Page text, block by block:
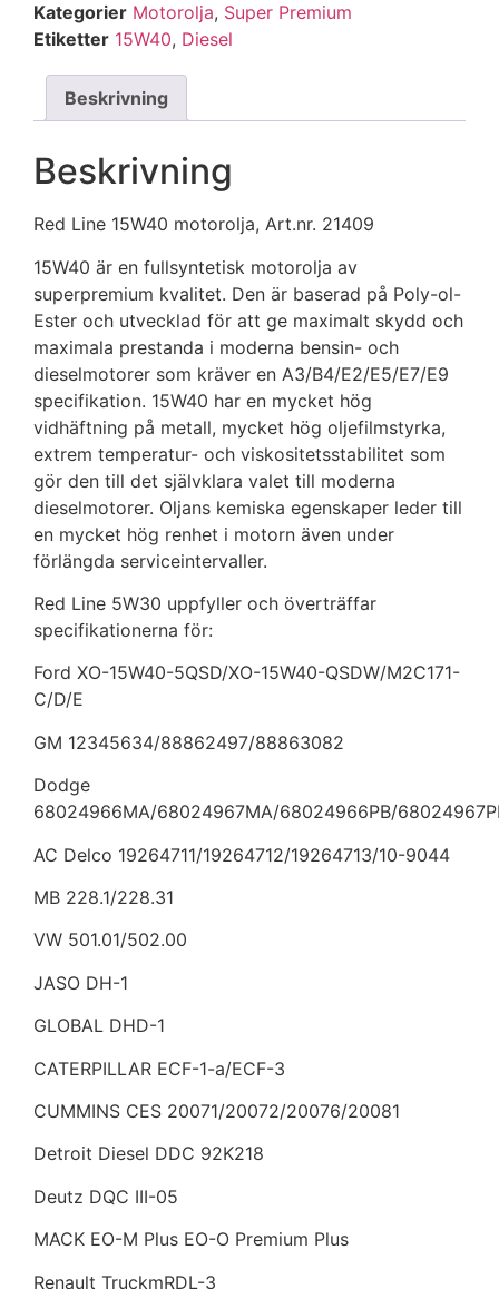
Kategorier Motorolja, Super Premium
Etiketter 15W40, Diesel
Beskrivning
Beskrivning
Red Line 15W40 motorolja, Art.nr. 21409
15W40 är en fullsyntetisk motorolja av
superpremium kvalitet. Den är baserad på Poly-ol-
Ester och utvecklad för att ge maximalt skydd och
maximala prestanda i moderna bensin- och
dieselmotorer som kräver en A3/B4/E2/E5/E7/E9
specifikation. 15W40 har en mycket hög
vidhäftning på metall, mycket hög oljefilmstyrka,
extrem temperatur- och viskositetsstabilitet som
gör den till det självklara valet till moderna
dieselmotorer. Oljans kemiska egenskaper leder till
en mycket hög renhet i motorn även under
förlängda serviceintervaller.
Red Line 5W30 uppfyller och överträffar
specifikationerna för:
Ford XO-15W40-5QSD/XO-15W40-QSDW/M2C171-
C/D/E
GM 12345634/88862497/88863082
Dodge
68024966MA/68024967MA/68024966PB/
AC Delco 19264711/19264712/19264713/10-9044
MB 228.1/228.31
VW 501.01/502.00
JASO DH-1
GLOBAL DHD-1
CATERPILLAR ECF-1-a/ECF-3
CUMMINS CES 20071/20072/20076/20081
Detroit Diesel DDC 92K218
Deutz DQC III-05
MACK EO-M Plus EO-O Premium Plus
Renault TruckmRDL-3